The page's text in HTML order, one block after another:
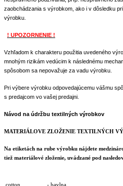
zaobchádzania s výrobkom, ako i v dôsledku
výrobku.
! UPOZORNENIE !
Vzhľadom k charakteru použitia uvedeného
mnohým rizikám vedúcim k následnému
spôsobom sa nepovažuje za vadu výrobku.
Pri výbere výrobku odpovedajúcemu vášmu
s predajcom vo vašej predajni.
Návod na údržbu textilných výrobkov
MATERIÁLOVE ZLOŽENIE TEXTILNÝCH
Na etiketách na rube výrobku nájdete
tiež materiálové zloženie, uvádzané pod
cotton - bavlna